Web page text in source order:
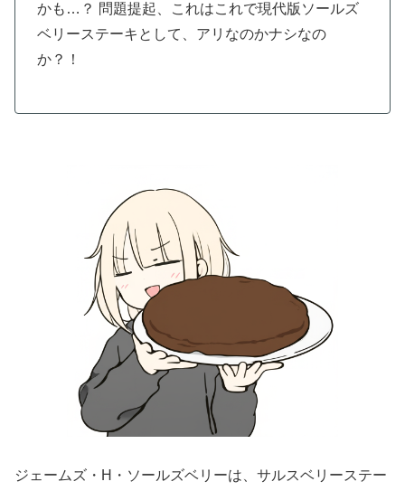
かも…？ 問題提起、これはこれで現代版ソールズ
ベリーステーキとして、アリなのかナシなの
か？！
ジェームズ・H・ソールズベリーは、サルスベリーステー